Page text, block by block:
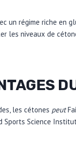
un régime riche en
les niveaux de
les cétones peut
Science